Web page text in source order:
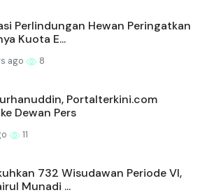
Perlindungan Hewan Peringatkan
Kuota E...
ago 8
Portalterkini.com
Dewan Pers
11
732 Wisudawan Periode VI,
Munadi ...